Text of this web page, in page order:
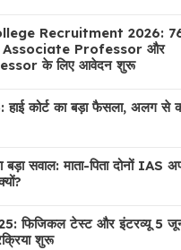
Recruitment 2026:
Associate Professor और
के लिए आवेदन शुरू
हाई कोर्ट का बड़ा फैसला, अलग
बड़ा सवाल: माता-पिता दोनों IAS
फिजिकल टेस्ट और इंटरव्यू 5
शुरू